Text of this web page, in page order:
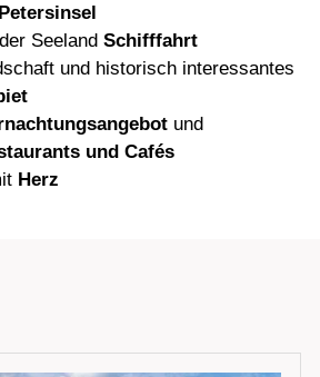
SeelandSchifffahrt
und historisch interessantes
und
und Cafés
Herz